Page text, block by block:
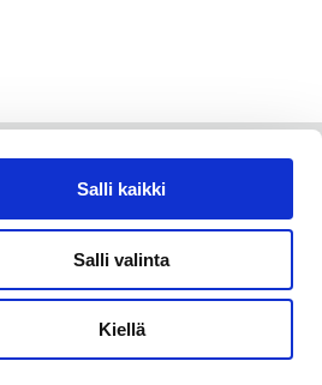
Salli kaikki
Salli valinta
Kiellä